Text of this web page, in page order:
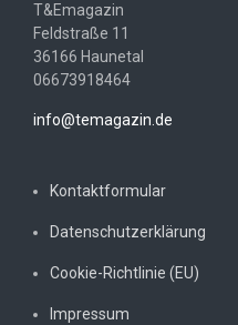
T&Emagazin
Feldstraße 11
36166 Haunetal
06673918464
info@temagazin.de
Kontaktformular
Datenschutzerklärung
Cookie-Richtlinie (EU)
Impressum